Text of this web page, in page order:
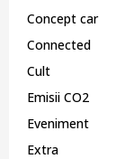
Concept car
Connected
Cult
Emisii CO2
Eveniment
Extra